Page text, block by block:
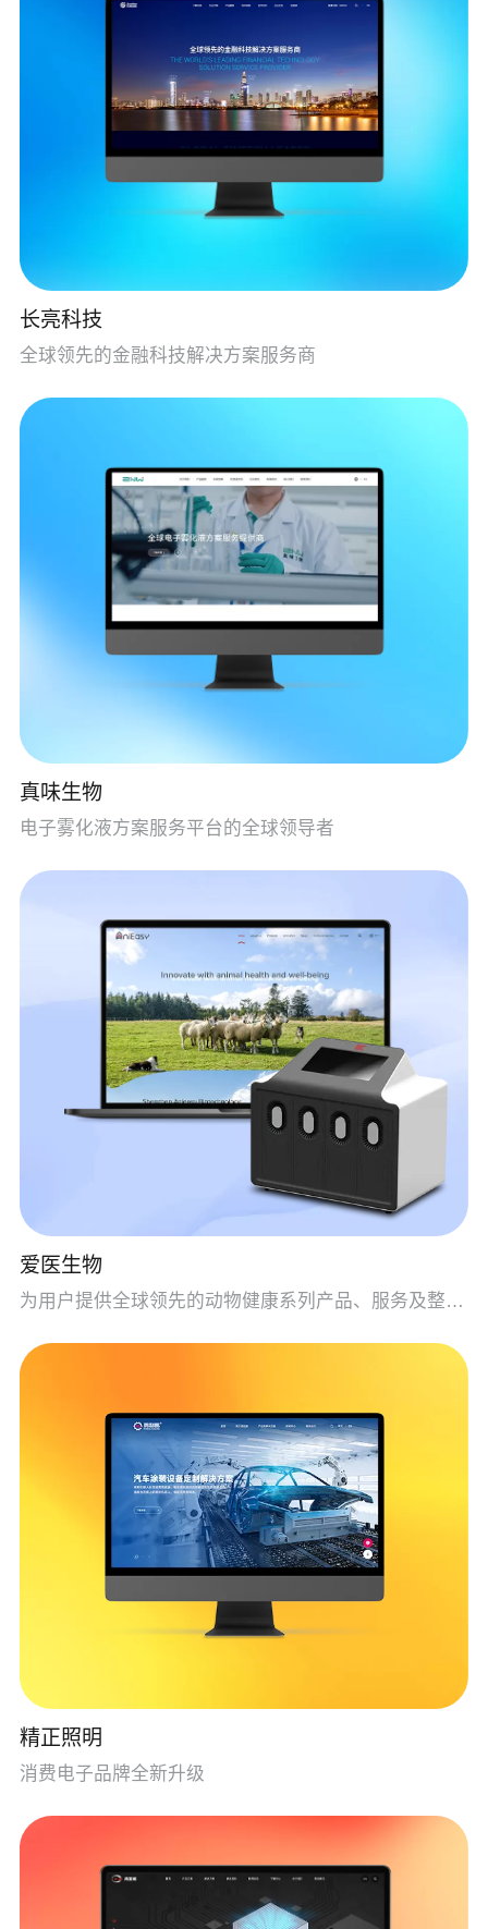
长亮科技
全球领先的金融科技解决方案服务商
真味生物
电子雾化液方案服务平台的全球领导者
爱医生物
为用户提供全球领先的动物健康系列产品、服务及整体解决方案
精正照明
消费电子品牌全新升级